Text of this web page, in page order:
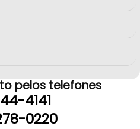
pelos telefones
4141
0220